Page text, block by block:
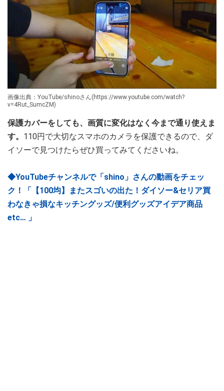
画像出典：YouTube/shinoさん(https://www.youtube.com/watch?
v=4Rut_SumcZM)
保護カバーをしても、画質に変化はなく今まで通り使えま
す。 110円で大切なスマホのカメラを保護できるので、ダ
イソーで見つけたらぜひ買ってみてくださいね。
◆YouTubeチャンネルで「shino」さんの動画をチェッ
ク！「【100均】またスゴいの出た！ダイソー&セリア買
わなきゃ損なキッチングッズ/便利グッズアイデア商品
etc… 」